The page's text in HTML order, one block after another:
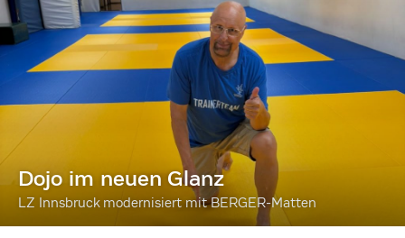
Dojo im neuen Glanz
LZ Innsbruck modernisiert mit BERGER-Matten